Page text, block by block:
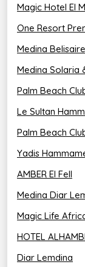
Bureau
Distributeur
Bagagerie
Boutiques de
Service
Parking
Magic Hotel El
One Resort
Medina
Medina Solaria
Palm Beach
Le Sultan
Palm Beach
Yadis
AMBER El Fell
Medina Diar
Magic Life
HOTEL
Diar Lemdina